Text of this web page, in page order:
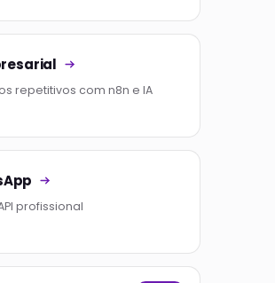
repetitivos com n8n e IA
profissional